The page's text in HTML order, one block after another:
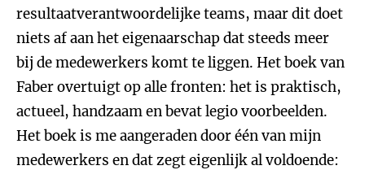
resultaatverantwoordelijke teams, maar dit doet
niets af aan het eigenaarschap dat steeds meer
bij de medewerkers komt te liggen. Het boek van
Faber overtuigt op alle fronten: het is praktisch,
actueel, handzaam en bevat legio voorbeelden.
Het boek is me aangeraden door één van mijn
medewerkers en dat zegt eigenlijk al voldoende: